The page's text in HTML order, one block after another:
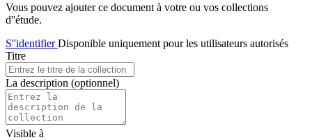
Vous pouvez ajouter ce document à votre ou vos collections
d''étude.
S''identifierDisponible uniquement pour les utilisateurs autorisés
Titre
La description (optionnel)
Visible à